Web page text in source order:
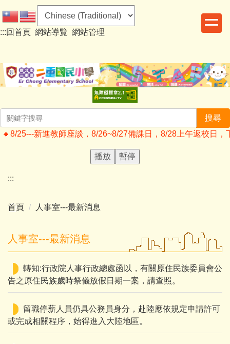
到
主
容
區
:::回首頁 網站導覽 網站管理
搜尋
25---新進教師座談，8/26~8/27備課日，8/28上午返校日
播放 暫停
:::
首頁 人事室---最新消息
人事室---最新消息
轉知:行政院人事行政總處函以，有關原住民族委員會公
告之原住民族歲時祭儀放假日期一案，請查照。
留職停薪人員仍具公務員身分，赴陸應依規定申請許可
或完成相關程序，始得進入大陸地區。